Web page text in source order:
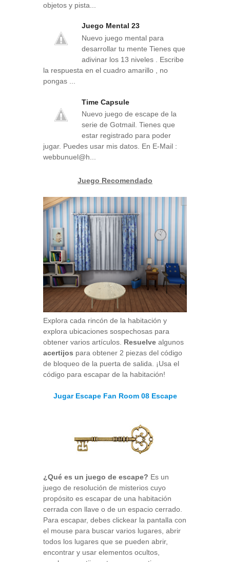
objetos y pista...
Juego Mental 23
Nuevo juego mental para
desarrollar tu mente Tienes que
adivinar los 13 niveles . Escribe
la respuesta en el cuadro amarillo , no
pongas ...
Time Capsule
Nuevo juego de escape de la
serie de Gotmail. Tienes que
estar registrado para poder
jugar. Puedes usar mis datos. En E-Mail :
webbunuel@h...
Juego Recomendado
Explora cada rincón de la habitación y
explora ubicaciones sospechosas para
obtener varios artículos. Resuelve algunos
acertijos para obtener 2 piezas del código
de bloqueo de la puerta de salida. ¡Usa el
código para escapar de la habitación!
Jugar Escape Fan Room 08 Escape
¿Qué es un juego de escape? Es un
juego de resolución de misterios cuyo
propósito es escapar de una habitación
cerrada con llave o de un espacio cerrado.
Para escapar, debes clickear la pantalla con
el mouse para buscar varios lugares, abrir
todos los lugares que se pueden abrir,
encontrar y usar elementos ocultos,